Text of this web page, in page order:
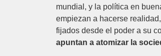
mundial, y la política en
empiezan a hacerse
fijados desde el poder a su
apuntan a atomizar la